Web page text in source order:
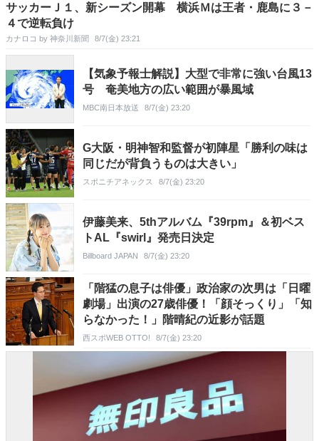
サッカーＪ１、新シーズン開幕 横浜Ｍは王者・鹿島に３－
４で逆転負け
カナロコ by 神奈川新聞 8/7(金) 23:21
【気象予報士解説】大型で非常に強い台風13
号 奄美地方の広い範囲が暴風域
MBC南日本放送 8/7(金) 23:20
G大阪・明神智和監督が初陣星「勝利の味は
同じだが背負うものは大きい」
スポニチアネックス 8/7(金) 23:20
伊藤美来、5thアルバム『39rpm』＆初ベス
トAL『swirl』発売日決定
Billboard JAPAN 8/7(金) 23:20
「階猛の息子は俳優」政治家の次男は「日曜
劇場」出演の27歳俳優！「顔そっくり」「知
らなかった！」階晴紀の近影が話題
西スポWEB OTTO! 8/7(金) 23:20